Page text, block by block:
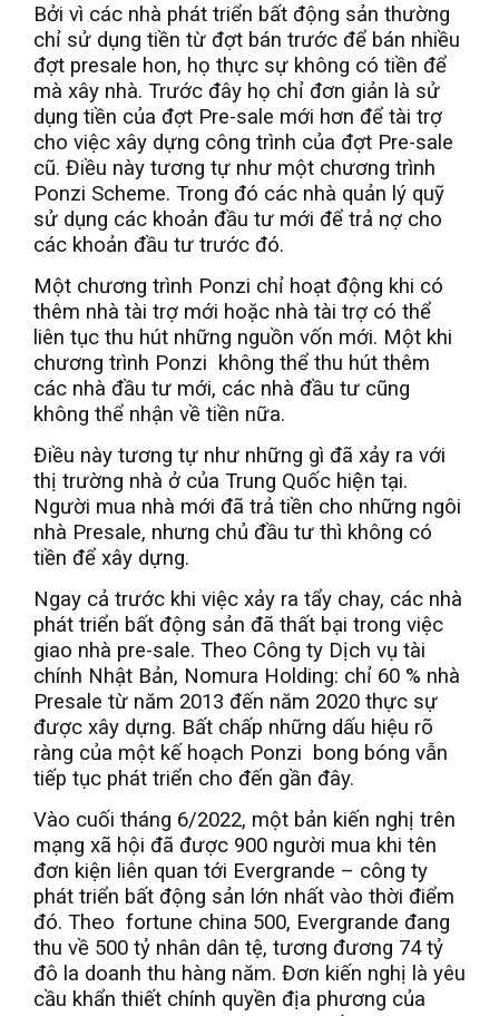
Bởi vì các nhà phát triển bất động sản thường
chỉ sử dụng tiền từ đợt bán trước để bán nhiều
đợt presale hon, họ thực sự không có tiền để
mà xây nhà. Trước đây họ chỉ đơn giản là sử
dụng tiền của đợt Pre-sale mới hơn để tài trợ
cho việc xây dựng công trình của đợt Pre-sale
cũ. Điều này tương tự như một chương trình
Ponzi Scheme. Trong đó các nhà quản lý quỹ
sử dụng các khoản đầu tư mới để trả nợ cho
các khoản đầu tư trước đó.
Một chương trình Ponzi chỉ hoạt động khi có
thêm nhà tài trợ mới hoặc nhà tài trợ có thể
liên tục thu hút những nguồn vốn mới. Một khi
chương trình Ponzi không thể thu hút thêm
các nhà đầu tư mới, các nhà đầu tư cũng
không thể nhận về tiền nữa.
Điều này tương tự như những gì đã xảy ra với
thị trường nhà ở của Trung Quốc hiện tại.
Người mua nhà mới đã trả tiền cho những ngôi
nhà Presale, nhưng chủ đầu tư thì không có
tiền để xây dựng.
Ngay cả trước khi việc xảy ra tẩy chay, các nhà
phát triển bất động sản đã thất bại trong việc
giao nhà pre-sale. Theo Công ty Dịch vụ tài
chính Nhật Bản, Nomura Holding: chỉ 60 % nhà
Presale từ năm 2013 đến năm 2020 thực sự
được xây dựng. Bất chấp những dấu hiệu rõ
ràng của một kế hoạch Ponzi bong bóng vẫn
tiếp tục phát triển cho đến gần đây.
Vào cuối tháng 6/2022, một bản kiến nghị trên
mạng xã hội đã được 900 người mua khi tên
đơn kiện liên quan tới Evergrande – công ty
phát triển bất động sản lớn nhất vào thời điểm
đó. Theo fortune china 500, Evergrande đang
thu về 500 tỷ nhân dân tệ, tương đương 74 tỷ
đô la doanh thu hàng năm. Đơn kiến nghị là yêu
cầu khẩn thiết chính quyền địa phương của